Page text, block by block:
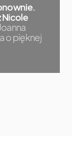
Nicole
Joanna
o pięknej